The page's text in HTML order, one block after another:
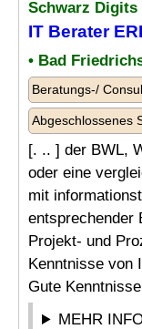
Schwarz Digits
IT Berater
• Bad
Beratungs-/
Abgeschlossenes
[. .. ] der BWL,
oder eine
mit
entsprechender
Projekt- und
Kenntnisse von
Gute
MEHR